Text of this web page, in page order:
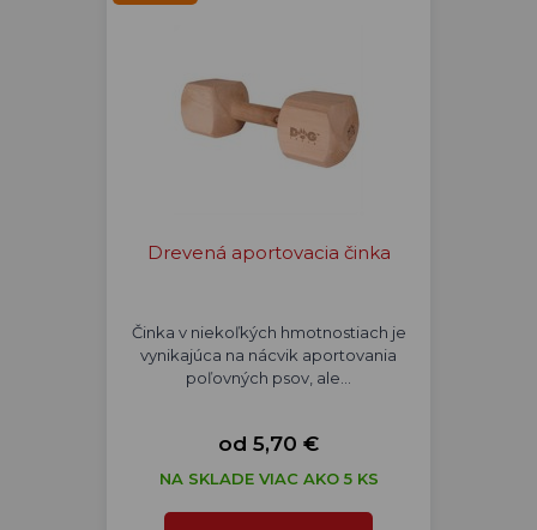
Drevená aportovacia činka
Činka v niekoľkých hmotnostiach je
vynikajúca na nácvik aportovania
poľovných psov, ale…
od 5,70 €
NA SKLADE VIAC AKO 5 KS